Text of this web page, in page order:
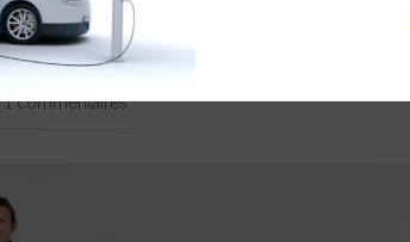
CER S’ÉQUIPENT EN
PINK MOBILITY
1 commentaires